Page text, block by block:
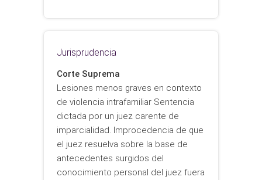
Jurisprudencia
Corte Suprema
Lesiones menos graves en contexto
de violencia intrafamiliar Sentencia
dictada por un juez carente de
imparcialidad. Improcedencia de que
el juez resuelva sobre la base de
antecedentes surgidos del
conocimiento personal del juez fuera